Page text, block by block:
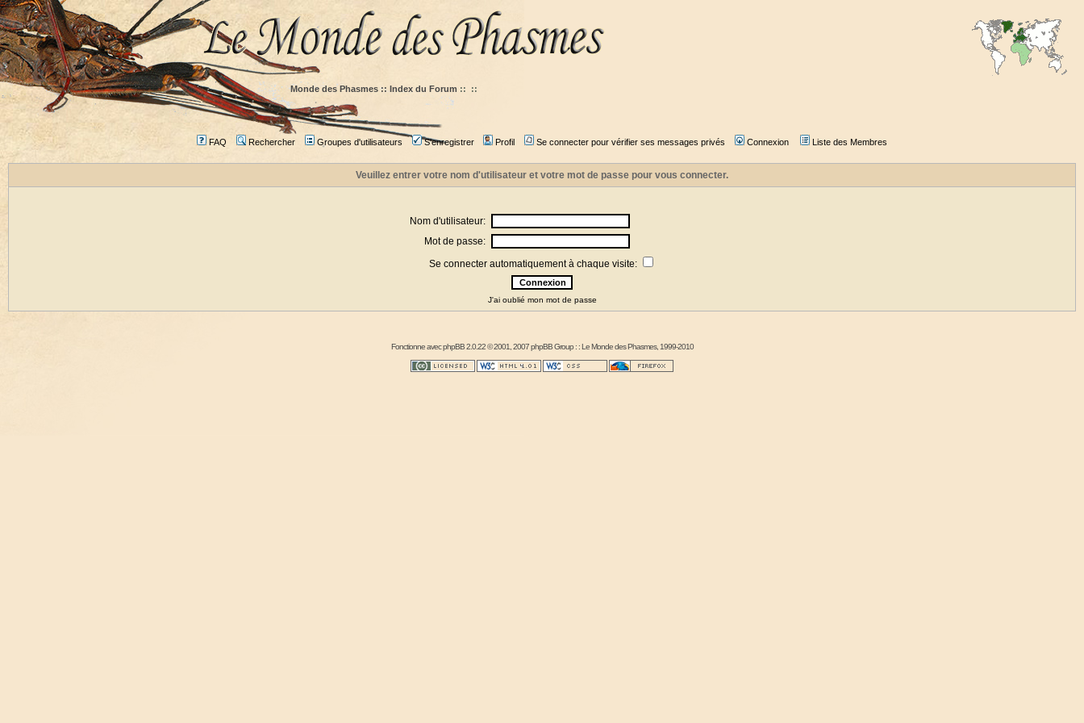
Monde des Phasmes :: Index du Forum :: ::
FAQ Rechercher Groupes d'utilisateurs S'enregistrer Profil Se connecter pour vérifier ses messages privés Connexion Liste des Membres
Veuillez entrer votre nom d'utilisateur et votre mot de passe pour vous connecter.
Nom d'utilisateur:
Mot de passe:
Se connecter automatiquement à chaque visite:
J'ai oublié mon mot de passe
Fonctionne avecphpBB2.0.22 © 2001, 2007 phpBB Group : :Le Monde des Phasmes, 1999-2010